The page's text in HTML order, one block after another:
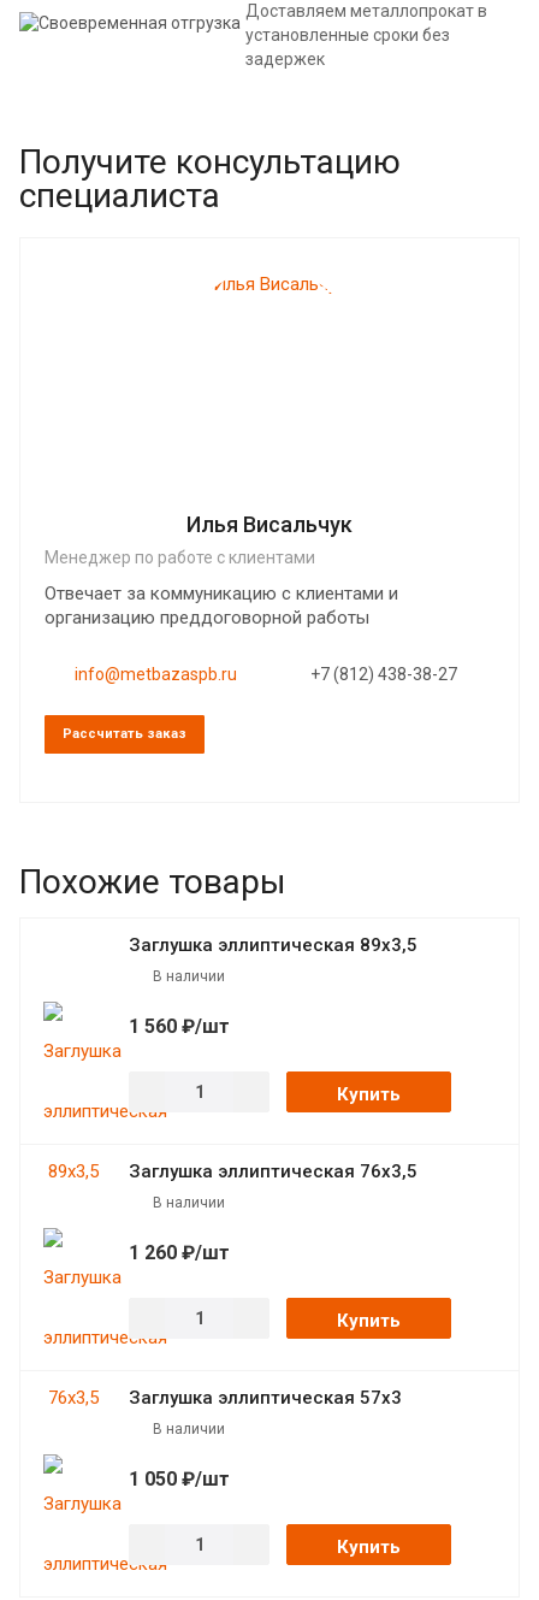
Доставляем металлопрокат в
установленные сроки без
задержек
Получите консультацию
специалиста
Илья Висальчук
Менеджер по работе с клиентами
Отвечает за коммуникацию с клиентами и
организацию преддоговорной работы
info@metbazaspb.ru +7 (812) 438-38-27
Рассчитать заказ
Похожие товары
Заглушка эллиптическая 89х3,5
В наличии
1 560 ₽/шт
Купить
Заглушка эллиптическая 76х3,5
В наличии
1 260 ₽/шт
Купить
Заглушка эллиптическая 57х3
В наличии
1 050 ₽/шт
Купить